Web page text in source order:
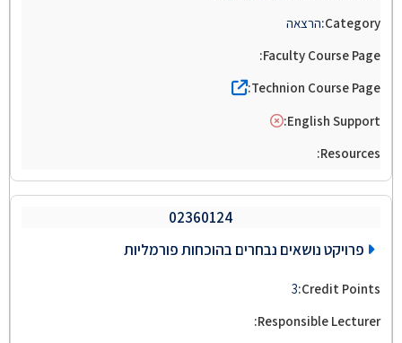
הרצאה
02360124
פרויקט נושאים נבחרים בהוכחות פורמליות
3